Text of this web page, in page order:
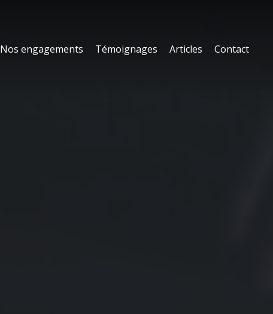
Nos engagements Témoignages Articles Contact